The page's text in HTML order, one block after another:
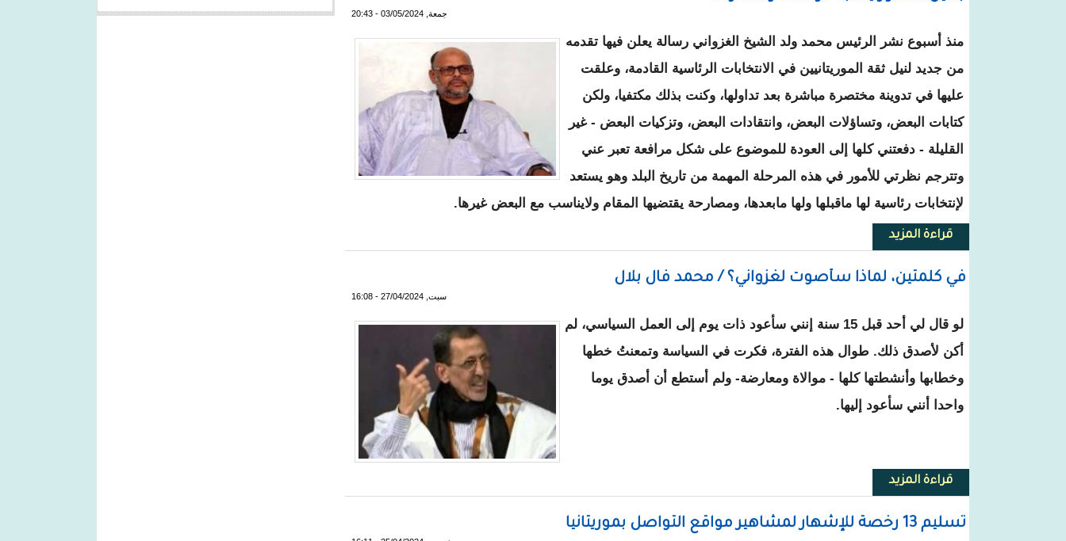
جمعة, 03/05/2024 - 20:43
منذ أسبوع نشر الرئيس محمد ولد الشيخ الغزواني رسالة يعلن فيها تقدمه
من جديد لنيل ثقة الموريتانيين في الانتخابات الرئاسية القادمة، وعلقت
عليها في تدوينة مختصرة مباشرة بعد تداولها، وكنت بذلك مكتفيا، ولكن
كتابات البعض، وتساؤلات البعض، وانتقادات البعض، وتزكيات البعض - غير
القليلة - دفعتني كلها إلى العودة للموضوع على شكل مرافعة تعبر عني
وتترجم نظرتي للأمور في هذه المرحلة المهمة من تاريخ البلد وهو يستعد
لإنتخابات رئاسية لها ماقبلها ولها مابعدها، ومصارحة يقتضيها المقام ولايناسب مع البعض غيرها.
قراءة المزيدحول جميل منصور يكتب: مرافعة، ومصارحة
في كلمتين، لماذا سأصوت لغزواني؟ / محمد فال بلال
سبت, 27/04/2024 - 16:08
لو قال لي أحد قبل 15 سنة إنني سأعود ذات يوم إلى العمل السياسي، لم
أكن لأصدق ذلك. طوال هذه الفترة، فكرت في السياسة وتمعنتُ خطها
وخطابها وأنشطتها كلها - موالاة ومعارضة- ولم أستطع أن أصدق يوما
واحدا أنني سأعود إليها.
قراءة المزيدحول في كلمتين، لماذا سأصوت لغزواني؟ / محمد فال بلال
تسليم 13 رخصة للإشهار لمشاهير مواقع التواصل بموريتانيا